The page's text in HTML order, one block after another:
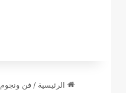
الرئيسية / فن ونجوم